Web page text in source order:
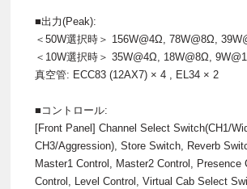
■出力(Peak):
＜50W選択時＞ 156W@4Ω, 78W@8Ω,
＜10W選択時＞ 35W@4Ω, 18W@8Ω,
真空管: ECC83 (12AX7) × 4 , EL34 × 2
■コントロール:
[Front Panel] Channel Select Switch(CH1/
CH3/Aggression), Store Switch, Reverb
Master1 Control, Master2 Control, Presence
Control, Level Control, Virtual Cab Select